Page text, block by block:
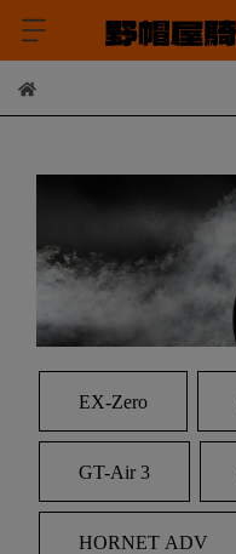
EX-Zero
GT-Air 3
HORNET ADV